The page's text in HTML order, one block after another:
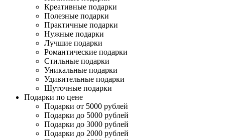
Креативные подарки
Полезные подарки
Практичные подарки
Нужные подарки
Лучшие подарки
Романтические подарки
Стильные подарки
Уникальные подарки
Удивительные подарки
Шуточные подарки
Подарки по цене
Подарки от 5000 рублей
Подарки до 5000 рублей
Подарки до 3000 рублей
Подарки до 2000 рублей